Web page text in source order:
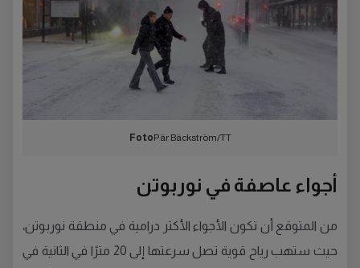
FotoPär Bäckström/TT
أجواء عاصفة في نوربوتن
من المتوقع أن تكون الأجواء الأكثر درامية في منطقة نوربوتن،
حيث ستهب رياح قوية تصل سرعتها إلى 20 مترًا في الثانية في